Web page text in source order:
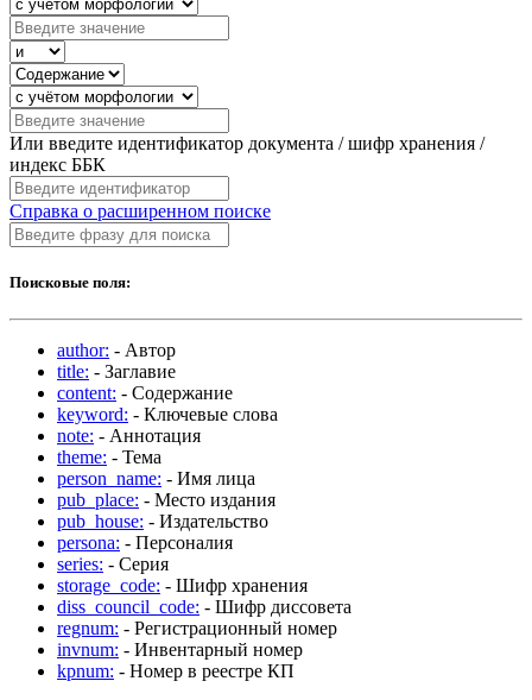
Или введите идентификатор документа / шифр хранения /
индекс ББК
Справка о расширенном поиске
Поисковые поля:
author: - Автор
title: - Заглавие
content: - Содержание
keyword: - Ключевые слова
note: - Аннотация
theme: - Тема
person_name: - Имя лица
pub_place: - Место издания
pub_house: - Издательство
persona: - Персоналия
series: - Серия
storage_code: - Шифр хранения
diss_council_code: - Шифр диссовета
regnum: - Регистрационный номер
invnum: - Инвентарный номер
kpnum: - Номер в реестре КП